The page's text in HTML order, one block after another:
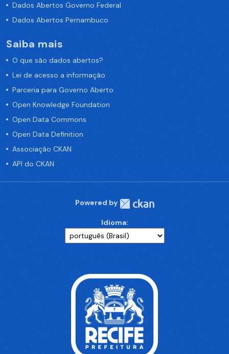
Dados Abertos Governo Federal
Dados Abertos Pernambuco
Saiba mais
O que são dados abertos?
Lei de acesso a informação
Parceria para Governo Aberto
Open Knowledge Foundation
Open Data Commons
Open Data Definition
Associação CKAN
API do CKAN
Powered by
Idioma